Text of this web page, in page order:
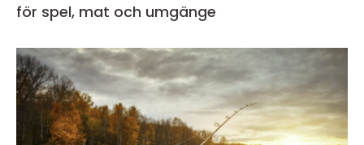
för spel, mat och umgänge